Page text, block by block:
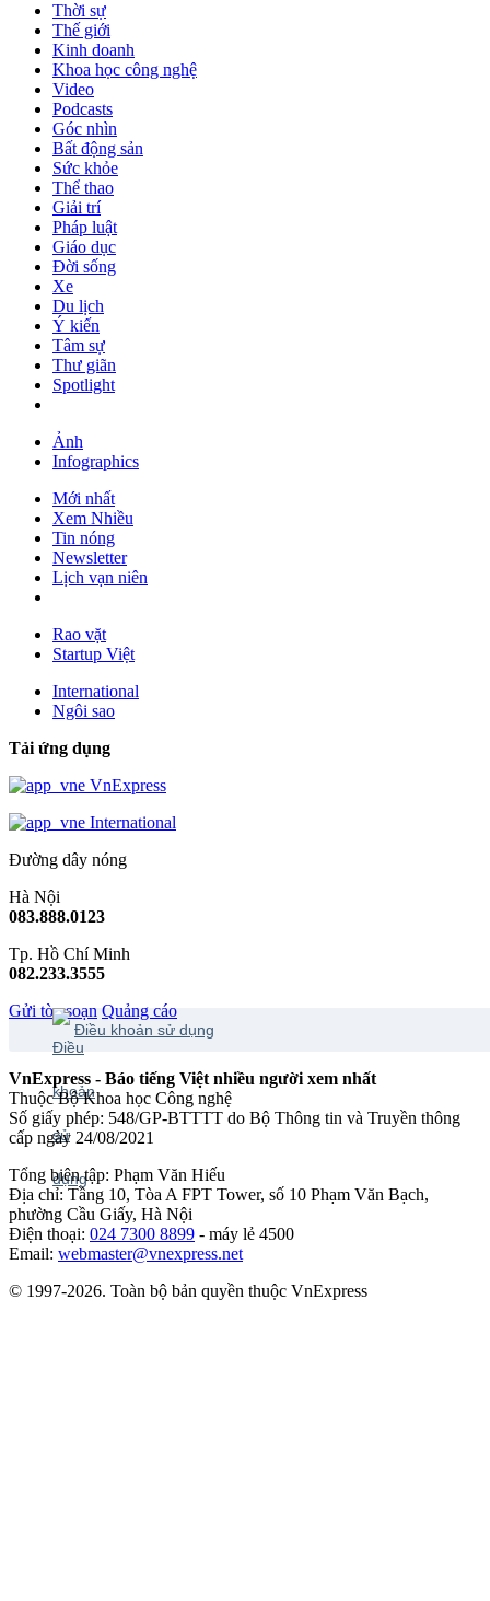
Thời sự
Thế giới
Kinh doanh
Khoa học công nghệ
Video
Podcasts
Góc nhìn
Bất động sản
Sức khỏe
Thể thao
Giải trí
Pháp luật
Giáo dục
Đời sống
Xe
Du lịch
Ý kiến
Tâm sự
Thư giãn
Spotlight
Ảnh
Infographics
Mới nhất
Xem Nhiều
Tin nóng
Newsletter
Lịch vạn niên
Rao vặt
Startup Việt
International
Ngôi sao
Tải ứng dụng
VnExpress
International
Đường dây nóng
Hà Nội
083.888.0123
Tp. Hồ Chí Minh
082.233.3555
Gửi tòa soạn Quảng cáo
Điều khoản sử dụng
VnExpress - Báo tiếng Việt nhiều người xem nhất
Thuộc Bộ Khoa học Công nghệ
Số giấy phép: 548/GP-BTTTT do Bộ Thông tin và Truyền thông
cấp ngày 24/08/2021
Tổng biên tập: Phạm Văn Hiếu
Địa chỉ: Tầng 10, Tòa A FPT Tower, số 10 Phạm Văn Bạch,
phường Cầu Giấy, Hà Nội
Điện thoại: 024 7300 8899 - máy lẻ 4500
Email: webmaster@vnexpress.net
© 1997-2026. Toàn bộ bản quyền thuộc VnExpress